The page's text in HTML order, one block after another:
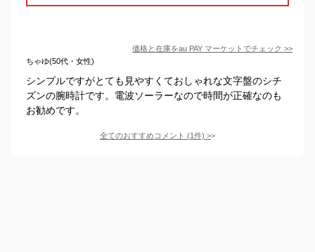
価格と在庫をau PAY マーケット でチェック >>
ちゃゆ(50代・女性)
シンプルですがとても見やすくておしゃれな文字盤のシチ
ズンの腕時計です。電波ソーラーなので時間が正確なのも
お勧めです。
全てのおすすめコメント (1件) >